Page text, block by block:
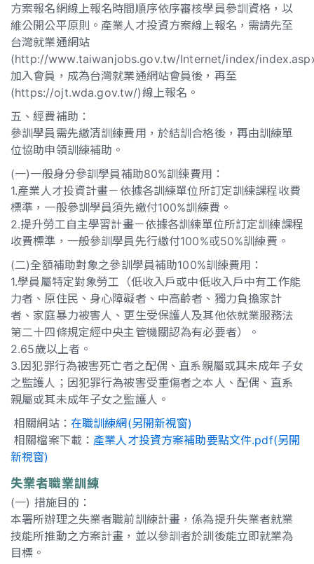
方案報名網線上報名時間順序依序審核學員參訓資格，以
維公開公平原則。產業人才投資方案線上報名，需請先至
台灣就業通網站
(http://www.taiwanjobs.gov.tw/Internet/index/
加入會員，成為台灣就業通網站會員後，再至
(https://ojt.wda.gov.tw/)線上報名。
五、經費補助：
參訓學員需先繳清訓練費用，於結訓合格後，再由訓練單
位協助申領訓練補助。
(一)一般身分參訓學員補助80%訓練費用：
1.產業人才投資計畫－依據各訓練單位所訂定訓練課程收費
標準，一般參訓學員須先繳付100%訓練費。
2.提升勞工自主學習計畫－依據各訓練單位所訂定訓練課程
收費標準，一般參訓學員先行繳付100%或50%訓練費。
(二)全額補助對象之參訓學員補助100%訓練費用：
1.學員屬特定對象勞工（低收入戶或中低收入戶中有工作能
力者、原住民、身心障礙者、中高齡者、獨力負擔家計
者、家庭暴力被害人、更生受保護人及其他依就業服務法
第二十四條規定經中央主管機關認為有必要者）。
2.65歲以上者。
3.因犯罪行為被害死亡者之配偶、直系親屬或其未成年子女
之監護人；因犯罪行為被害受重傷者之本人、配偶、直系
親屬或其未成年子女之監護人。
相關網站： 在職訓練網(另開新視窗)
相關檔案下載： 產業人才投資方案補助要點文件.pdf(另開
新視窗)
失業者職業訓練
(一) 措施目的：
本署所辦理之失業者職前訓練計畫，係為提升失業者就業
技能所推動之方案計畫，並以參訓者於訓後能立即就業為
目標。